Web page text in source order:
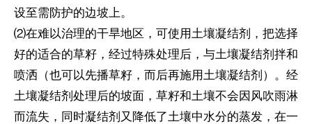
设至需防护的边坡上。
⑵在难以治理的干旱地区，可使用土壤凝结剂，把选择
好的适合的草籽，经过特殊处理后，与土壤凝结剂拌和
喷洒（也可以先播草籽，而后再施用土壤凝结剂）。经
土壤凝结剂处理后的坡面，草籽和土壤不会因风吹雨淋
而流失，同时凝结剂又降低了土壤中水分的蒸发，在一